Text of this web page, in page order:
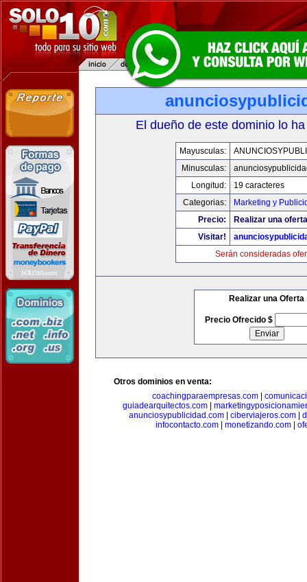
El dueño de este dominio lo
Mayusculas:
Minusculas:
Longitud:
19 caracteres
Categorias:
Marketing y
Precio:
Realizar una
Visitar!
Serán consideradas
Realizar una Oferta
Precio Ofrecido $
Otros dominios en venta:
coachingparaempresas.com|
guiadearquitectos.com
anunciosypublicidad.com| ciberviajeros.com|
infocontacto.com
monetizando.com